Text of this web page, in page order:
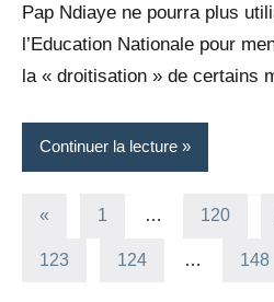
Pap Ndiaye ne pourra plus
l’Education Nationale pour
la « droitisation » de certains
Continuer la lecture
Pagination
des
« Publications
1 … 120
123 124 … 148